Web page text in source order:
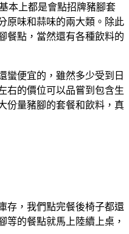
本上都是會點招牌豬腳套
原味和蒜味的兩大類。除此
餐點，當然還有各種飲料的
蠻便宜的，雖然多少受到日
右的價位可以品嘗到包含生
份量豬腳的套餐和飲料，真
存，我們點完餐後椅子都還
等的餐點就馬上陸續上桌，